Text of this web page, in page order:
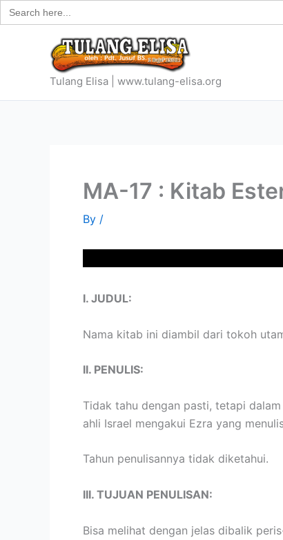
Search
for:
Skip
to
Tulang Elisa | www.tulang-elisa.org
MA-17 : Kitab
By /
I. JUDUL:
Nama kitab ini diambil dari tokoh
II. PENULIS:
Tidak tahu dengan pasti, tetapi
ahli Israel mengakui Ezra yang
Tahun penulisannya tidak diketahui.
III. TUJUAN PENULISAN:
Bisa melihat dengan jelas dibalik